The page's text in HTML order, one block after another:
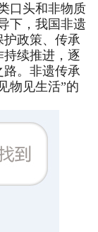
口头和非物质
下，我国非遗
政策、传承
续推进，逐
。非遗传承
物见生活”的